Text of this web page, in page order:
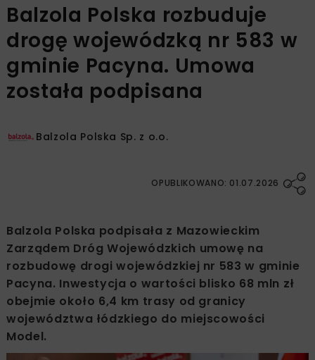
Balzola Polska rozbuduje
drogę wojewódzką nr 583 w
gminie Pacyna. Umowa
została podpisana
Balzola Polska Sp. z o.o.
OPUBLIKOWANO: 01.07.2026
Balzola Polska podpisała z Mazowieckim
Zarządem Dróg Wojewódzkich umowę na
rozbudowę drogi wojewódzkiej nr 583 w gminie
Pacyna. Inwestycja o wartości blisko 68 mln zł
obejmie około 6,4 km trasy od granicy
województwa łódzkiego do miejscowości
Model.